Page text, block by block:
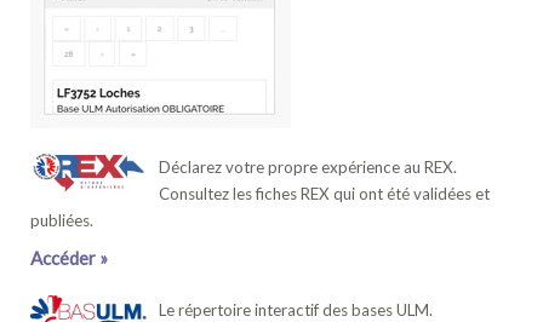
Déclarez votre propre expérience au REX.
Consultez les fiches REX qui ont été validées et
publiées.
Accéder »
Le répertoire interactif des bases ULM.